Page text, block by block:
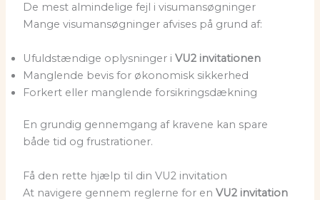
De mest almindelige fejl i visumansøgninger
Mange visumansøgninger afvises på grund af:
Ufuldstændige oplysninger i VU2 invitationen
Manglende bevis for økonomisk sikkerhed
Forkert eller manglende forsikringsdækning
En grundig gennemgang af kravene kan spare
både tid og frustrationer.
Få den rette hjælp til din VU2 invitation
At navigere gennem reglerne for en VU2 invitation